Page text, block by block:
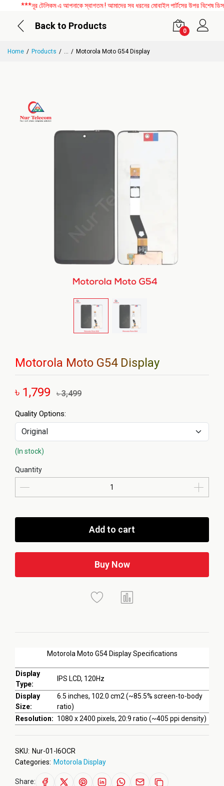
***নূর টেলিকম এ আপনাকে স্বাগতম ! আমাদের সব ধরনের মোবাইল পার্টসের উপর বিশেষ
Back to Products
0
Home Products ... Motorola Moto G54 Display
Motorola Moto G54 Display
৳ 1,799 ৳ 3,499
Motorola Moto G54 Display Specifications
Display
Type:
IPS LCD, 120Hz
Display
Size:
6.5 inches, 102.0 cm2 (~85.5% screen-to-body
ratio)
Resolution: 1080 x 2400 pixels, 20:9 ratio (~405 ppi density)
Quality Options:
(In stock)
Quantity
Add to cart
Buy Now
SKU: Nur-01-I6OCR
Categories: Motorola Display
Share: